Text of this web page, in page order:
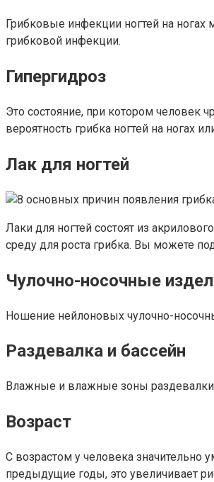
Грибковые инфекции ногтей на ногах
грибковой инфекции.
Гипергидроз
Это состояние, при котором человек
вероятность грибка ногтей на ногах
Лак для ногтей
Лаки для ногтей состоят из
среду для роста грибка. Вы можете
Чулочно-носочные
Ношение нейлоновых чулочно-
Раздевалка и бассейн
Влажные и влажные зоны раздевалки
Возраст
С возрастом у человека значительно
предыдущие годы, это увеличивает